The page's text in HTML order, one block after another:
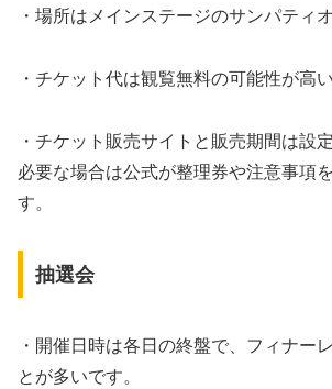
・場所はメインステージのサンパティ
・チケット代は観覧無料の可能性が高い
・チケット販売サイトと販売期間は設
必要な場合は公式が整理券や注意事項
す。
抽選会
・開催日時は各日の終盤で、フィナー
とが多いです。